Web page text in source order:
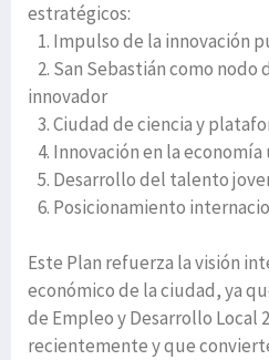
estratégicos:
1. Impulso de la innovación
2. San Sebastián como
innovador
3. Ciudad de ciencia y
4. Innovación en la economía
5. Desarrollo del talento
6. Posicionamiento
Este Plan refuerza la visión
económico de la ciudad, ya
de Empleo y Desarrollo Local
recientemente y que